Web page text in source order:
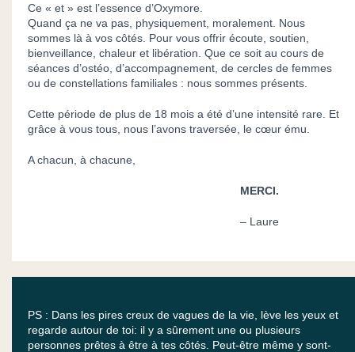
Ce « et » est l’essence d’Oxymore.
Quand ça ne va pas, physiquement, moralement. Nous
sommes là à vos côtés. Pour vous offrir écoute, soutien,
bienveillance, chaleur et libération. Que ce soit au cours de
séances d’ostéo, d’accompagnement, de cercles de femmes
ou de constellations familiales : nous sommes présents.
Cette période de plus de 18 mois a été d’une intensité rare. Et
grâce à vous tous, nous l’avons traversée, le cœur ému.
A chacun, à chacune,
MERCI.
– Laure
PS : Dans les pires creux de vagues de la vie, lève les yeux et
regarde autour de toi: il y a sûrement une ou plusieurs
personnes prêtes à être à tes côtés. Peut-être même y sont-